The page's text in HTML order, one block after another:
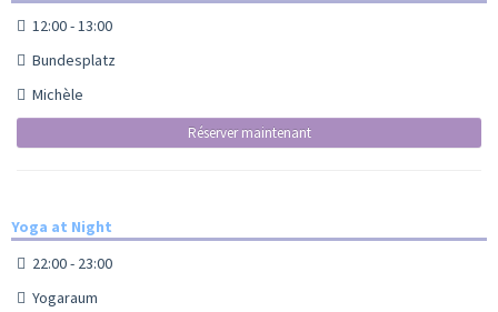
12:00 - 13:00
Bundesplatz
Michèle
Réserver maintenant
Yoga at Night
22:00 - 23:00
Yogaraum